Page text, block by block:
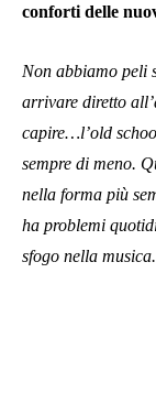
conforti delle
Non abbiamo peli
arrivare diretto
capire…l’old
sempre di meno.
nella forma più
ha problemi
sfogo nella musica.